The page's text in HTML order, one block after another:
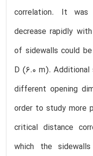
correlation. It
decrease rapidly
of sidewalls could
D (6.0 m). Additional
different opening
order to study more
critical distance
which the